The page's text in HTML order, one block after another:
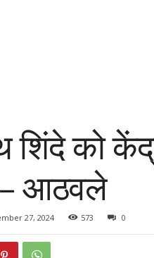
शिंदे को
– आठवले
27, 2024 573 0